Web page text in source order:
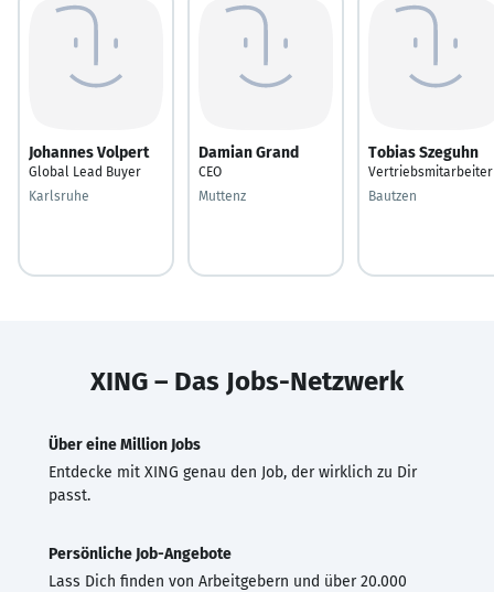
Johannes Volpert
Global Lead Buyer
Karlsruhe
Damian Grand
CEO
Muttenz
Tobias Szeguhn
Vertriebsmitarbeiter
Bautzen
XING – Das Jobs-Netzwerk
Über eine Million Jobs
Entdecke mit XING genau den Job, der wirklich zu Dir
passt.
Persönliche Job-Angebote
Lass Dich finden von Arbeitgebern und über 20.000